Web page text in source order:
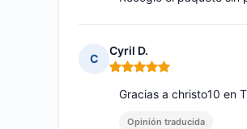
C
Cyril D.
Nota: 5 de 5
Gracias a christo10 en
Opinión traducida